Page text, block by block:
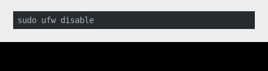
sudo ufw disable